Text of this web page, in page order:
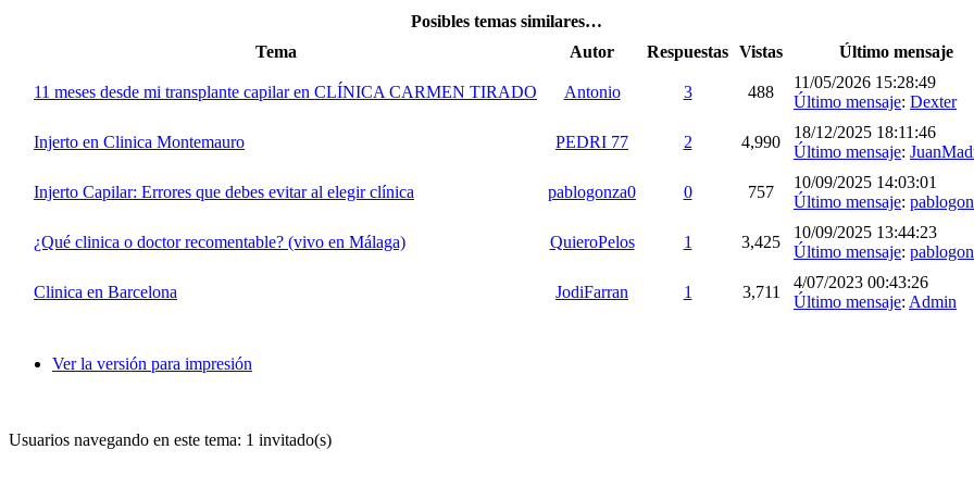
Posibles temas similares…
Tema
Autor Respuestas Vistas Último mensaje
11 meses desde mi transplante capilar en CLÍNICA CARMEN TIRADO Antonio 3 488
11/05/2026 15:28:49
Último mensaje: Dexter
Injerto en Clinica Montemauro PEDRI 77 2 4,990
18/12/2025 18:11:46
Último mensaje:
Injerto Capilar: Errores que debes evitar al elegir clínica pablogonza0 0 757
10/09/2025 14:03:01
Último mensaje:
¿Qué clinica o doctor recomentable? (vivo en Málaga) QuieroPelos 1 3,425
10/09/2025 13:44:23
Último mensaje:
Clinica en Barcelona JodiFarran 1 3,711
4/07/2023 00:43:26
Último mensaje: Admin
Ver la versión para impresión
Usuarios navegando en este tema: 1 invitado(s)